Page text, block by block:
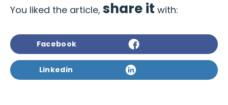
You liked the article, share it with:
Facebook
Linkedin